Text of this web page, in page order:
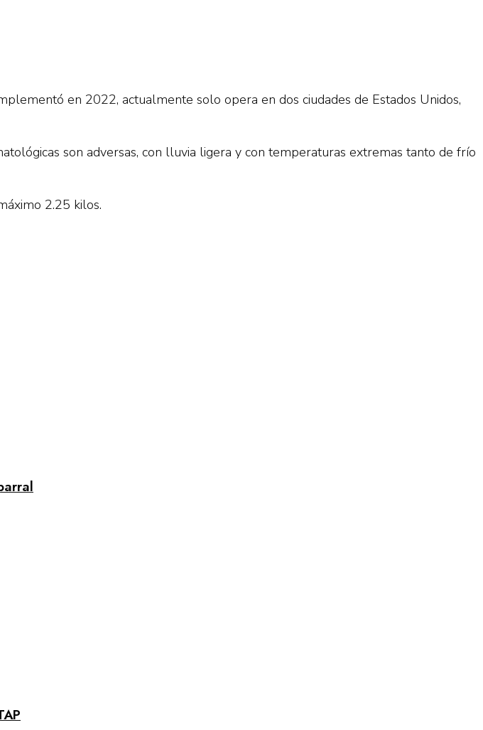
en 2022, actualmente solo opera en dos ciudades de Estados Unidos,
son adversas, con lluvia ligera y con temperaturas extremas tanto de frío
2.25 kilos.